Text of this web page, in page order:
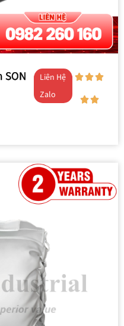
Liên Hệ
Zalo